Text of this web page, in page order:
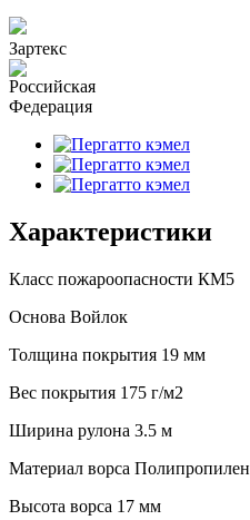
Зартекс
Характеристики
Класс пожароопасности КМ5
Основа Войлок
Толщина покрытия 19 мм
Вес покрытия 175 г/м2
Ширина рулона 3.5 м
Материал ворса Полипропилен
Высота ворса 17 мм